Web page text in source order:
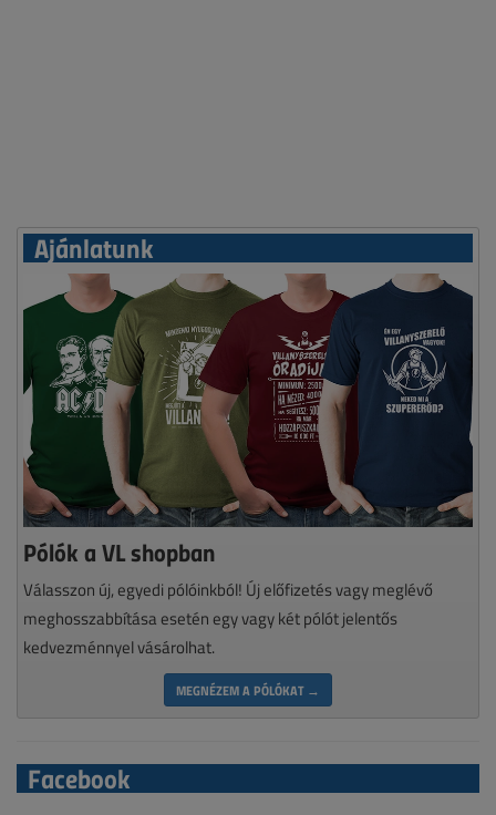
Ajánlatunk
Pólók a VL shopban
Válasszon új, egyedi pólóinkból! Új előfizetés vagy meglévő
meghosszabbítása esetén egy vagy két pólót jelentős
kedvezménnyel vásárolhat.
MEGNÉZEM A PÓLÓKAT →
Facebook